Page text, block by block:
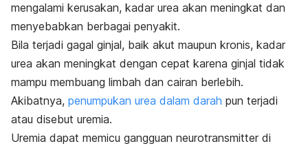
mengalami kerusakan, kadar urea akan meningkat dan
menyebabkan berbagai penyakit.
Bila terjadi gagal ginjal, baik akut maupun kronis, kadar
urea akan meningkat dengan cepat karena ginjal tidak
mampu membuang limbah dan cairan berlebih.
Akibatnya, penumpukan urea dalam darah pun terjadi
atau disebut uremia.
Uremia dapat memicu gangguan neurotransmitter di